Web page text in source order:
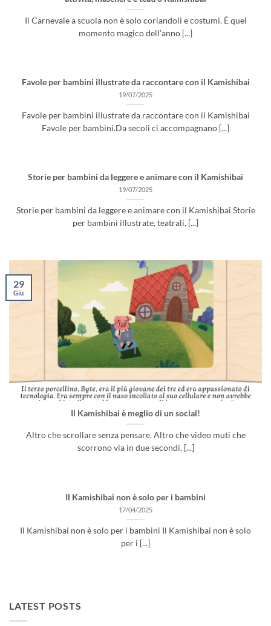
Il Carnevale a scuola non è solo coriandoli e costumi. È quel
momento magico dell’anno [...]
Favole per bambini illustrate da raccontare con il Kamishibai
19/07/2025
Favole per bambini illustrate da raccontare con il Kamishibai
Favole per bambini.Da secoli ci accompagnano [...]
Storie per bambini da leggere e animare con il Kamishibai
19/07/2025
Storie per bambini da leggere e animare con il Kamishibai Storie
per bambini illustrate, teatrali, [...]
Il Kamishibai è meglio di un social!
Altro che scrollare senza pensare. Altro che video muti che
scorrono via in due secondi. [...]
29
Giu
Il Kamishibai non è solo per i bambini
17/04/2025
Il Kamishibai non è solo per i bambini Il Kamishibai non è solo
per i [...]
LATEST POSTS